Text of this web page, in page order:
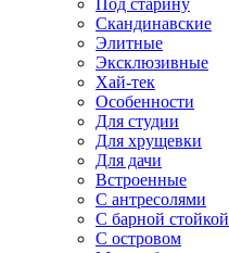
Под старину
Скандинавские
Элитные
Эксклюзивные
Хай-тек
Особенности
Для студии
Для хрущевки
Для дачи
Встроенные
С антресолями
С барной стойкой
С островом